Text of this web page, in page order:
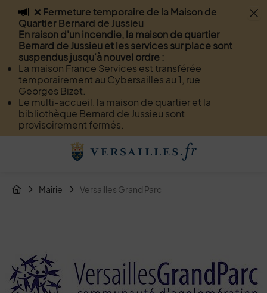
Flash info
❌ Fermeture temporaire de la Maison de
Quartier Bernard de Jussieu
En raison d'un incendie, la maison de quartier
Bernard de Jussieu et les services sur place sont
suspendus jusqu'à nouvel ordre :
La maison France Services est transférée
temporairement au Cybersailles au 1, rue
Georges Bizet.
Le multi-accueil, la maison de quartier et la
bibliothèque Bernard de Jussieu sont
provisoirement fermés.
Menu de raccourcis
Menu
Recherche
Page de contact
Contenu
Retour à l'accueil
Fil d'Arianne de la page
Page d'accueil du site
Mairie Versailles Grand Parc